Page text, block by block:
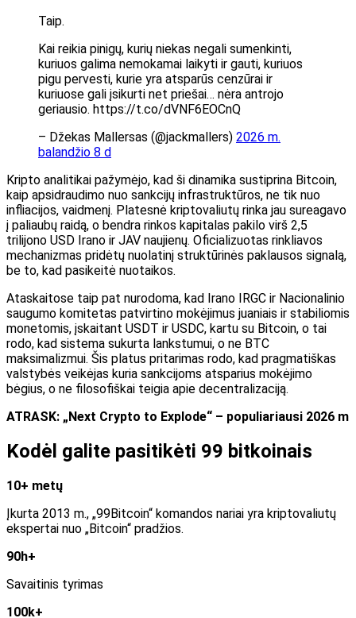
Taip.
Kai reikia pinigų, kurių niekas negali sumenkinti,
kuriuos galima nemokamai laikyti ir gauti, kuriuos
pigu pervesti, kurie yra atsparūs cenzūrai ir
kuriuose gali įsikurti net priešai… nėra antrojo
geriausio. https://t.co/dVNF6EOCnQ
– Džekas Mallersas (@jackmallers) 2026 m.
balandžio 8 d
Kripto analitikai pažymėjo, kad ši dinamika sustiprina Bitcoin,
kaip apsidraudimo nuo sankcijų infrastruktūros, ne tik nuo
infliacijos, vaidmenį. Platesnė kriptovaliutų rinka jau sureagavo
į paliaubų raidą, o bendra rinkos kapitalas pakilo virš 2,5
trilijono USD Irano ir JAV naujienų. Oficializuotas rinkliavos
mechanizmas pridėtų nuolatinį struktūrinės paklausos signalą,
be to, kad pasikeitė nuotaikos.
Ataskaitose taip pat nurodoma, kad Irano IRGC ir Nacionalinio
saugumo komitetas patvirtino mokėjimus juaniais ir stabiliomis
monetomis, įskaitant USDT ir USDC, kartu su Bitcoin, o tai
rodo, kad sistema sukurta lankstumui, o ne BTC
maksimalizmui. Šis platus pritarimas rodo, kad pragmatiškas
valstybės veikėjas kuria sankcijoms atsparius mokėjimo
bėgius, o ne filosofiškai teigia apie decentralizaciją.
ATRASK: „Next Crypto to Explode“ – populiariausi 2026 m
Kodėl galite pasitikėti 99 bitkoinais
10+ metų
Įkurta 2013 m., „99Bitcoin“ komandos nariai yra kriptovaliutų
ekspertai nuo „Bitcoin“ pradžios.
90h+
Savaitinis tyrimas
100k+